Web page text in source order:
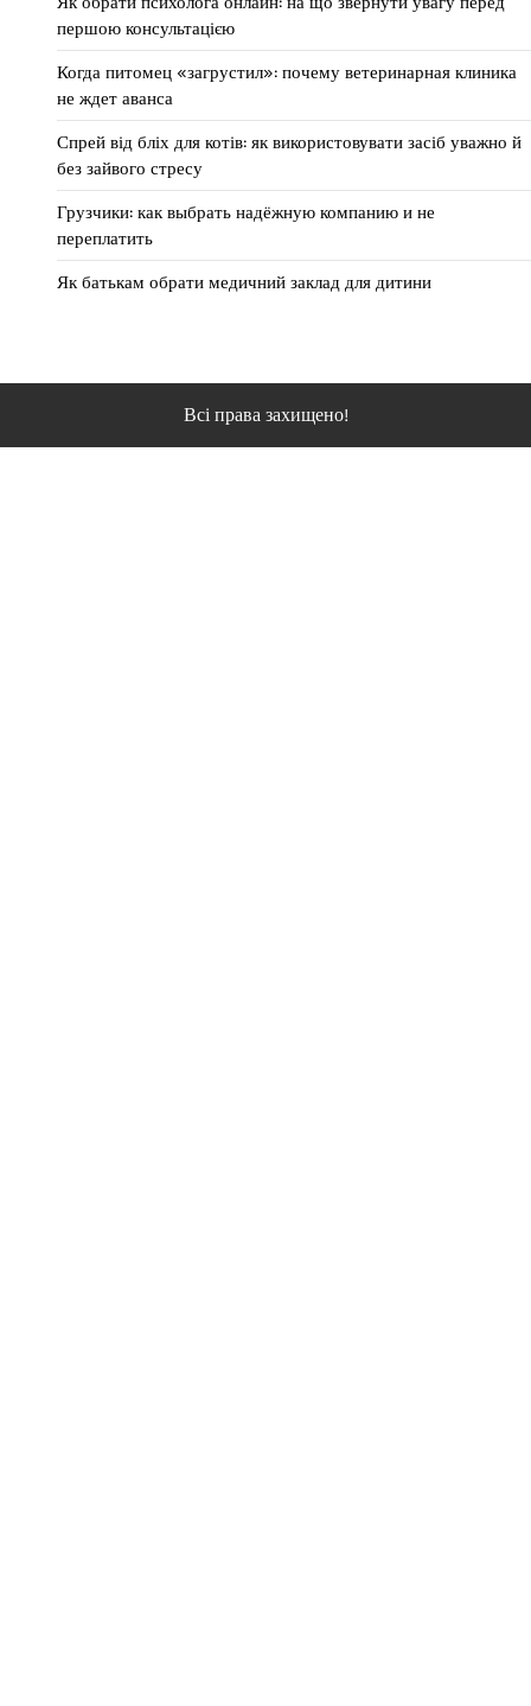
першою консультацією
Когда питомец «загрустил»: почему ветеринарная клиника
не ждет аванса
Спрей від бліх для котів: як використовувати засіб уважно й
без зайвого стресу
Грузчики: как выбрать надёжную компанию и не
переплатить
Як батькам обрати медичний заклад для дитини
Всі права захищено!